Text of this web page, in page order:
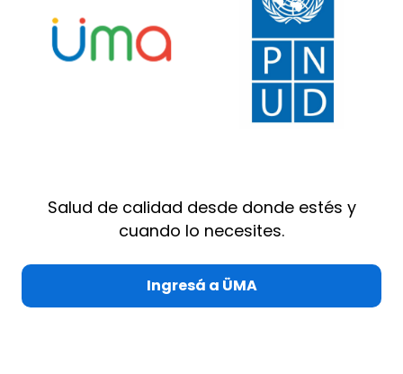
Salud de calidad desde donde estés y
cuando lo necesites.
Ingresá a ÜMA